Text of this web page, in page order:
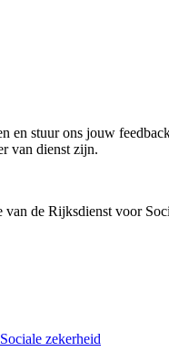
en stuur ons jouw
van dienst zijn.
de Rijksdienst voor